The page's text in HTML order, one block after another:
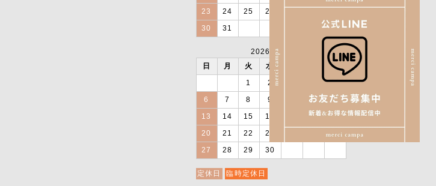
23
24 25 26
30
31
2026年9月
日
月 火 水
土
1
2
5
6
7 8 9 11
12
13
14 15 16 18
19
20
21 22 23
26
27
28 29 30
定休日 臨時定休日